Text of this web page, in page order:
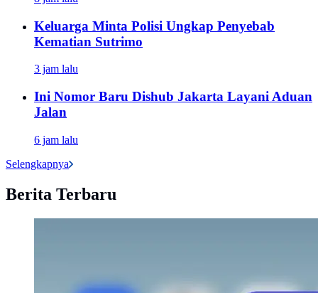
Keluarga Minta Polisi Ungkap Penyebab
Kematian Sutrimo
3 jam lalu
Ini Nomor Baru Dishub Jakarta Layani Aduan
Jalan
6 jam lalu
Selengkapnya
Berita Terbaru